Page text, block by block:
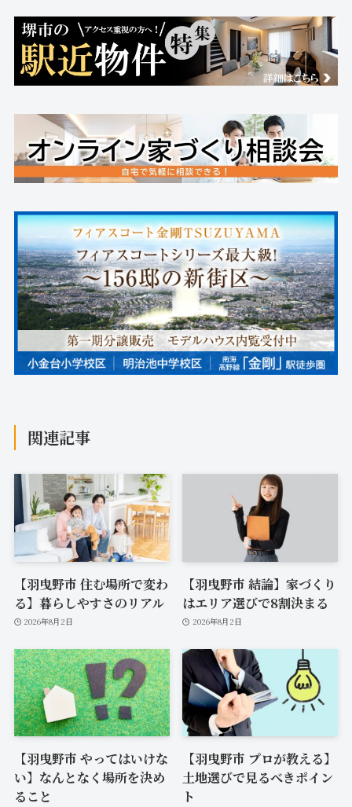
関連記事
【羽曳野市 住む場所で変わ
る】暮らしやすさのリアル
2026年8月2日
【羽曳野市 結論】家づくり
はエリア選びで8割決まる
2026年8月2日
【羽曳野市 やってはいけな
い】なんとなく場所を決め
ること
【羽曳野市 プロが教える】
土地選びで見るべきポイン
ト